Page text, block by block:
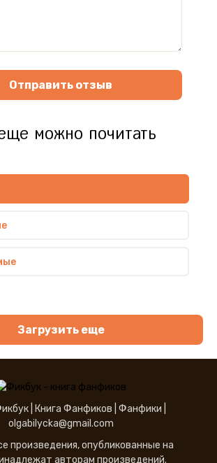
Отправить отзыв
можно почитать
Загрузить еще
| Книга Фанфиков Фанфики
olgabilycka@gmail.com
произведения, опубликованные на
авторам произведений.